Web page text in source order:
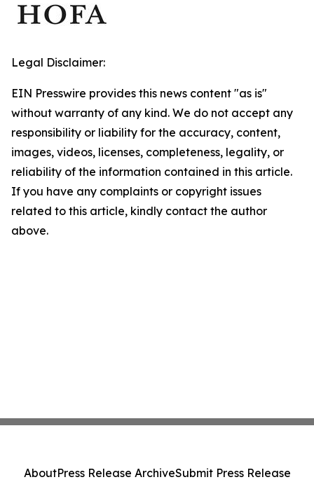
Legal Disclaimer:
EIN Presswire provides this news content "as is"
without warranty of any kind. We do not accept any
responsibility or liability for the accuracy, content,
images, videos, licenses, completeness, legality, or
reliability of the information contained in this article.
If you have any complaints or copyright issues
related to this article, kindly contact the author
above.
AboutPress Release ArchiveSubmit Press Release